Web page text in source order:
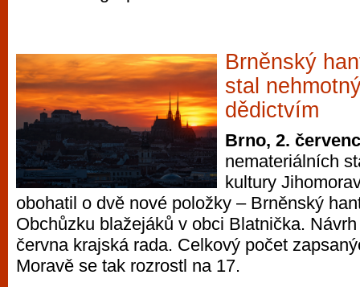
Brněnský
stal
dědictvím
Brno, 2.
nemateriálních
kultury
obohatil o dvě nové položky – Brněnský
Obchůzku blažejáků v obci Blatnička.
června krajská rada. Celkový počet
Moravě se tak rozrostl na 17.